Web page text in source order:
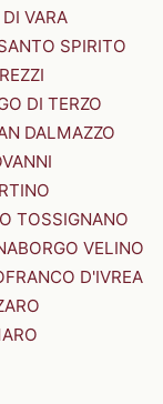
VARA
SPIRITO
DI TERZO
DALMAZZO
TOSSIGNANO
BORGO VELINO
D'IVREA